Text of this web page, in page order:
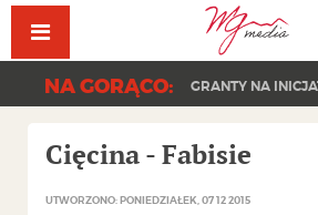
NA GORĄCO: GRANTY NA
Cięcina - Fabisie
UTWORZONO: PONIEDZIAŁEK, 07 12 2015